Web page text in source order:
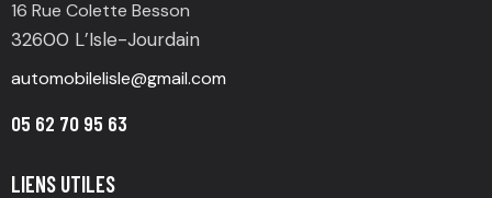
16 Rue Colette Besson
32600 L’Isle-Jourdain
automobilelisle@gmail.com
05 62 70 95 63
LIENS UTILES